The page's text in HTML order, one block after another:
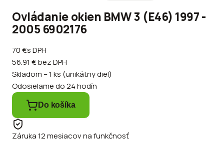
Ovládanie okien BMW 3 (E46) 1997 -
2005 6902176
70 €s DPH
56.91 €bez DPH
Skladom – 1 ks (unikátny diel)
Odosielame do 24 hodín
Do košíka
Záruka 12 mesiacov na funkčnosť